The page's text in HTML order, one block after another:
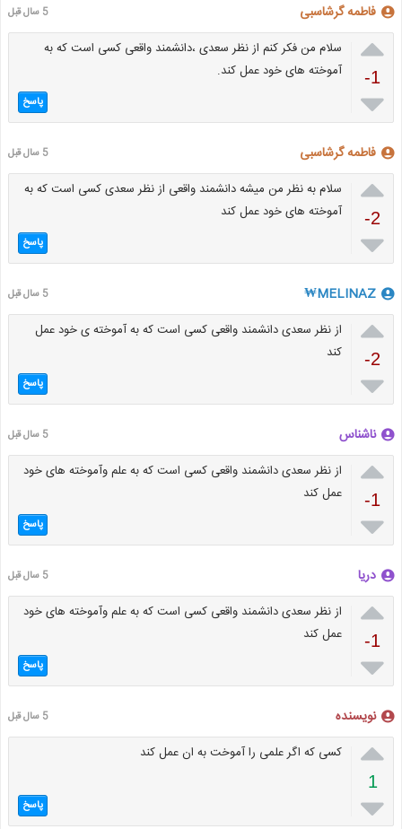
فاطمه گرشاسبی 5 سال قبل

-1

سلام من فکر کنم از نظر سعدی ،دانشمند واقعی کسی است که به
آموخته های خود عمل کند.
پاسخ
فاطمه گرشاسبی 5 سال قبل

-2

سلام به نظر من میشه دانشمند واقعی از نظر سعدی کسی است که به
آموخته های خود عمل کند
پاسخ
MELINAZ₩ 5 سال قبل

-2

از نظر سعدی دانشمند واقعی کسی است که به آموخته ی خود عمل
کند
پاسخ
ناشناس 5 سال قبل

-1

از نظر سعدی دانشمند واقعی کسی است که به علم وآموخته های خود
عمل کند
پاسخ
دریا 5 سال قبل

-1

از نظر سعدی دانشمند واقعی کسی است که به علم وآموخته های خود
عمل کند
پاسخ
نویسنده 5 سال قبل

1

کسی که اگر علمی را آموخت به ان عمل کند
پاسخ